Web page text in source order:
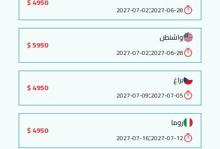
2027-06-28
:
2027-07-02
واشنطن
2027-06-28
:
2027-07-02
5950 $
براغ
2027-07-05
:
2027-07-09
4950 $
روما
2027-07-12
:
2027-07-16
4950 $